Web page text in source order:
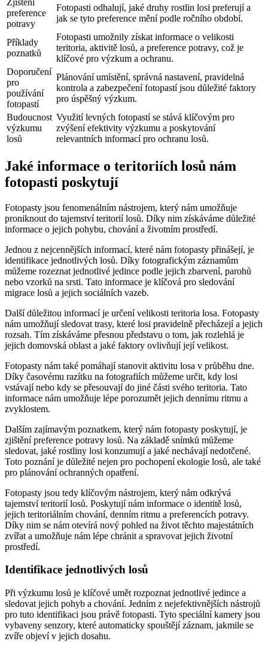
preference
potravy
Fotopasti odhalují, jaké druhy rostlin losi preferují a
jak se tyto preference mění podle ročního období.
Příklady
poznatků
Fotopasti umožnily získat informace o velikosti
teritoria, aktivitě losů, a preference potravy, což je
klíčové pro výzkum a ochranu.
Doporučení
pro
používání
fotopastí
Plánování umístění, správná nastavení, pravidelná
kontrola a zabezpečení fotopastí jsou důležité faktory
pro úspěšný výzkum.
Budoucnost
výzkumu
losů
Využití levných fotopastí se stává klíčovým pro
zvýšení efektivity výzkumu a poskytování
relevantních informací pro ochranu losů.
Jaké informace o teritoriích losů nám
fotopasti poskytují
Fotopasty jsou fenomenálním nástrojem, který nám umožňuje
proniknout do tajemství teritorií losů. Díky nim získáváme důležité
informace o jejich pohybu, chování a životním prostředí.
Jednou z nejcennějších informací, které nám fotopasty přinášejí, je
identifikace jednotlivých losů. Díky fotografickým záznamům
můžeme rozeznat jednotlivé jedince podle jejich zbarvení, parohů
nebo vzorků na srsti. Tato informace je klíčová pro sledování
migrace losů a jejich sociálních vazeb.
Další důležitou informací je určení velikosti teritoria losa. Fotopasty
nám umožňují sledovat trasy, které losi pravidelně přecházejí a jejich
rozsah. Tím získáváme přesnou představu o tom, jak rozlehlá je
jejich domovská oblast a jaké faktory ovlivňují její velikost.
Fotopasty nám také pomáhají stanovit aktivitu losa v průběhu dne.
Díky časovému razítku na fotografiích můžeme určit, kdy losi
vstávají nebo kdy se přesouvají do jiné části svého teritoria. Tato
informace nám umožňuje lépe porozumět jejich dennímu ritmu a
zvyklostem.
Dalším zajímavým poznatkem, který nám fotopasty poskytují, je
zjištění preference potravy losů. Na základě snímků můžeme
sledovat, jaké rostliny losi konzumují a jaké nechávají nedotčené.
Toto poznání je důležité nejen pro pochopení ekologie losů, ale také
pro plánování ochranných opatření.
Fotopasty jsou tedy klíčovým nástrojem, který nám odkrývá
tajemství teritorií losů. Poskytují nám informace o identitě losů,
jejich teritoriálním chování, denním ritmu a preferencích potravy.
Díky nim se nám otevírá nový pohled na život těchto majestátních
zvířat a umožňuje nám lépe chránit a spravovat jejich životní
prostředí.
Identifikace jednotlivých losů
Při výzkumu losů je klíčové umět rozpoznat jednotlivé jedince a
sledovat jejich pohyb a chování. Jedním z nejefektivnějších nástrojů
pro tuto identifikaci jsou právě fotopasti. Tyto speciální kamery jsou
vybaveny senzory, které automaticky spouštějí záznam, jakmile se
zvíře objeví v jejich dosahu.